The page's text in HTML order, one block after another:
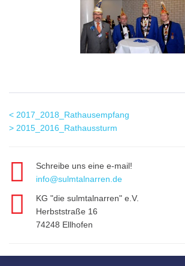
Beitragsnavigation
< Prev
Post:
2017_2018_Rathausempfang
> Next
2015_2016_Rathaussturm
Schreibe uns eine e-mail!
info@sulmtalnarren.de
KG "die sulmtalnarren" e.V.
Herbststraße 16
74248 Ellhofen